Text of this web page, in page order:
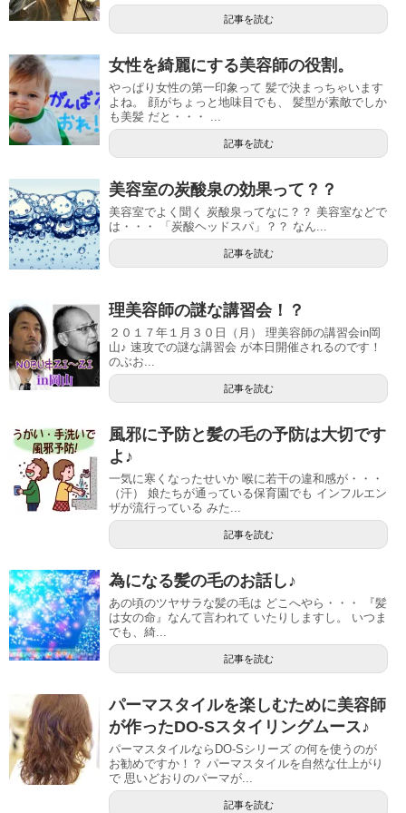
記事を読む
女性を綺麗にする美容師の役割。
やっぱり女性の第一印象って 髪で決まっちゃいます
よね。 顔がちょっと地味目でも、 髪型が素敵でしか
も美髪 だと・・・ ...
記事を読む
美容室の炭酸泉の効果って？？
美容室でよく聞く 炭酸泉ってなに？？ 美容室などで
は・・・ 「炭酸ヘッドスパ」？？ なん...
記事を読む
理美容師の謎な講習会！？
２０１７年１月３０日（月） 理美容師の講習会in岡
山♪ 速攻での謎な講習会 が本日開催されるのです！
のぶお...
記事を読む
風邪に予防と髪の毛の予防は大切です
よ♪
一気に寒くなったせいか 喉に若干の違和感が・・・
（汗） 娘たちが通っている保育園でも インフルエン
ザが流行っている みた...
記事を読む
為になる髪の毛のお話し♪
あの頃のツヤサラな髪の毛は どこへやら・・・ 『髪
は女の命』なんて言われて いたりしますし。 いつま
でも、綺...
記事を読む
パーマスタイルを楽しむために美容師
が作ったDO-Sスタイリングムース♪
パーマスタイルならDO-Sシリーズ の何を使うのが
お勧めですか！？ パーマスタイルを自然な仕上がり
で 思いどおりのパーマが...
記事を読む